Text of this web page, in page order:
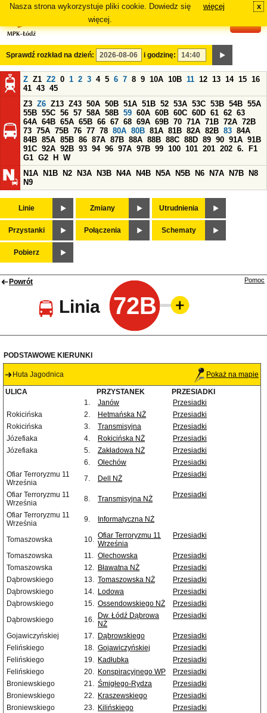
Nasza strona wykorzystuje pliki cookie. Dowiedz się
więcej.
więcej x
Sprawdź rozkład na dzień: i godzinę:
Z Z1 Z2 0 1 2 3 4 5 6 7 8 9 10A 10B 11 12 13 14 15 16
41 43 45
Z3 Z6 Z13 Z43 50A 50B 51A 51B 52 53A 53C 53B 54B 55A
55B 55C 56 57 58A 58B 59 60A 60B 60C 60D 61 62 63
64A 64B 65A 65B 66 67 68 69A 69B 70 71A 71B 72A 72B
73 75A 75B 76 77 78 80A 80B 81A 81B 82A 82B 83 84A
84B 85A 85B 86 87A 87B 88A 88B 88C 88D 89 90 91A 91B
91C 92A 92B 93 94 96 97A 97B 99 100 101 201 202 6.
F1
G1 G2 H
W
N1A
N1B N2 N3A N3B N4A N4B N5A N5B N6 N7A N7B
N8
N9
Linie Zmiany Utrudnienia
Przystanki Połączenia Schematy
Pobierz
Powrót
Linia 72B
Pomoc
PODSTAWOWE KIERUNKI
Huta Jagodnica Pokaż na mapie
ULICA PRZYSTANEK
PRZESIADKI
1.
Janów
Przesiadki
Rokicińska
2. Hetmańska NŻ
Przesiadki
Rokicińska
3. Transmisyjna
Przesiadki
Józefiaka
4. Rokicińska NŻ
Przesiadki
Józefiaka
5. Zakładowa NŻ
Przesiadki
6.
Olechów
Przesiadki
Ofiar Terroryzmu 11
Września
7. Dell NŻ Przesiadki
Ofiar Terroryzmu 11
Września
8. Transmisyjna NŻ Przesiadki
Ofiar Terroryzmu 11
Września
9. Informatyczna NŻ
Tomaszowska 10. Ofiar Terroryzmu 11
Września
Przesiadki
Tomaszowska 11. Olechowska
Przesiadki
Tomaszowska
12. Bławatna NŻ
Przesiadki
Dąbrowskiego
13. Tomaszowska NŻ
Przesiadki
Dąbrowskiego
14. Lodowa
Przesiadki
Dąbrowskiego
15. Ossendowskiego NŻ
Przesiadki
Dąbrowskiego
16. Dw. Łódź Dąbrowa
NŻ
Przesiadki
Gojawiczyńskiej 17. Dąbrowskiego
Przesiadki
Felińskiego
18. Gojawiczyńskiej
Przesiadki
Felińskiego
19. Kadłubka
Przesiadki
Felińskiego
20. Konspiracyjnego WP
Przesiadki
Broniewskiego
21. Śmigłego-Rydza
Przesiadki
Broniewskiego
22. Kraszewskiego
Przesiadki
Broniewskiego
23. Kilińskiego
Przesiadki